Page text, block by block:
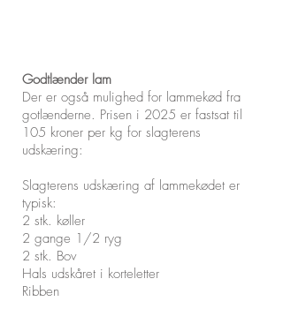
Godtlænder lam
Der er også mulighed for lammekød fra
gotlænderne. Prisen i 2025 er fastsat til
105 kroner per kg for slagterens
udskæring:
Slagterens udskæring af lammekødet er
typisk:
2 stk. køller
2 gange 1/2 ryg
2 stk. Bov
Hals udskåret i korteletter
Ribben